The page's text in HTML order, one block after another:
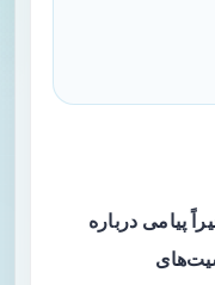
پیامی درباره